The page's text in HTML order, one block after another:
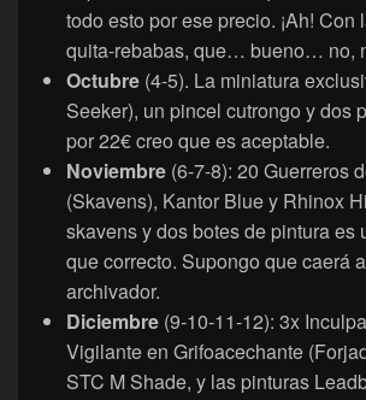
todo esto por ese precio. ¡Ah! Con
quita-rebabas, que… bueno… no,
Octubre (4-5). La miniatura
Seeker), un pincel cutrongo y dos
por 22€ creo que es aceptable.
Noviembre (6-7-8): 20 Guerreros
(Skavens), Kantor Blue y Rhinox
skavens y dos botes de pintura es
que correcto. Supongo que caerá
archivador.
Diciembre (9-10-11-12): 3x
Vigilante en Grifoacechante
STC M Shade, y las pinturas